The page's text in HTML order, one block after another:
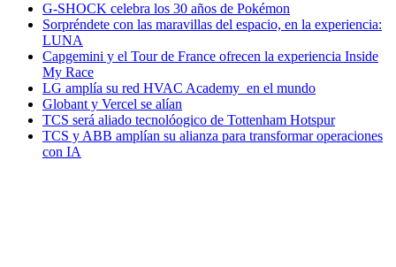
G-SHOCK celebra los 30 años de Pokémon
Sorpréndete con las maravillas del espacio, en la experiencia:
LUNA
Capgemini y el Tour de France ofrecen la experiencia Inside
My Race
LG amplía su red HVAC Academy en el mundo
Globant y Vercel se alían
TCS será aliado tecnolóogico de Tottenham Hotspur
TCS y ABB amplían su alianza para transformar operaciones
con IA